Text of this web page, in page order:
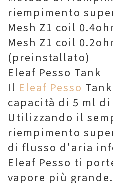
riempimento
Mesh Z1 coil
Mesh Z1 coil
(preinstallato)
Eleaf Pesso Tank
Il Eleaf Pesso
capacità di 5 ml di
Utilizzando il
riempimento
di flusso d'aria
Eleaf Pesso ti
vapore più